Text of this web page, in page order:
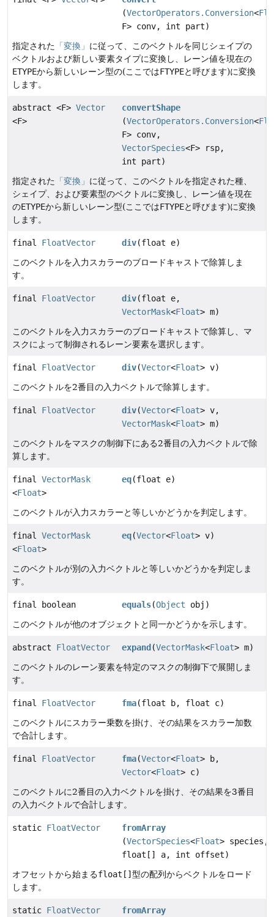
(VectorOperators.Conversion<
F> conv, int part)
指定された 「変換」 に従って、このベクトルを同じシェイプの
ベクトルおよび新しい要素タイプに変換し、レーン値を現在の
ETYPEから新しいレーン型の(ここではFTYPEと呼びます)に変換
します。
abstract <F> Vector
<F>
convertShape
(VectorOperators.Conversion<
F> conv,
VectorSpecies<F> rsp,
int part)
指定された 「変換」 に従って、このベクトルを指定された種、
シェイプ、および要素型のベクトルに変換し、レーン値を現在
のETYPEから新しいレーン型(ここではFTYPEと呼びます)に変換
します。
final FloatVector div(float e)
このベクトルを入力スカラーのブロードキャストで除算しま
す。
final FloatVector div(float e,
VectorMask<Float> m)
このベクトルを入力スカラーのブロードキャストで除算し、マ
スクによって制御されるレーン要素を選択します。
final FloatVector div(Vector<Float> v)
このベクトルを2番目の入力ベクトルで除算します。
final FloatVector div(Vector<Float> v,
VectorMask<Float> m)
このベクトルをマスクの制御下にある2番目の入力ベクトルで除
算します。
final VectorMask
<Float>
eq(float e)
このベクトルが入力スカラーと等しいかどうかを判定します。
final VectorMask
<Float>
eq(Vector<Float> v)
このベクトルが別の入力ベクトルと等しいかどうかを判定しま
す。
final boolean equals(Object obj)
このベクトルが他のオブジェクトと同一かどうかを示します。
abstract FloatVector expand (VectorMask<Float> m)
このベクトルのレーン要素を特定のマスクの制御下で展開しま
す。
final FloatVector fma(float b, float c)
このベクトルにスカラー乗数を掛け、その結果をスカラー加数
で合計します。
final FloatVector fma(Vector<Float> b,
Vector<Float> c)
このベクトルに2番目の入力ベクトルを掛け、その結果を3番目
の入力ベクトルで合計します。
static FloatVector
fromArray
(VectorSpecies<Float> species,
float[] a, int offset)
オフセットから始まるfloat[] 型の配列からベクトルをロード
します。
static FloatVector
fromArray